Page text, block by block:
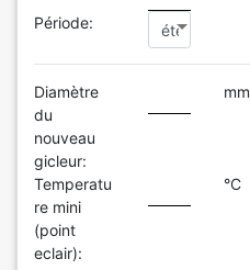
Période:
Diamètre
du
nouveau
gicleur:
mm
Temperatu
re mini
(point
eclair):
°C